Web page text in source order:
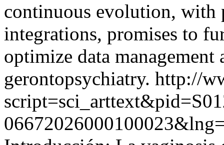
continuous evolution,
integrations, promises to
optimize data management
gerontopsychiatry. http://